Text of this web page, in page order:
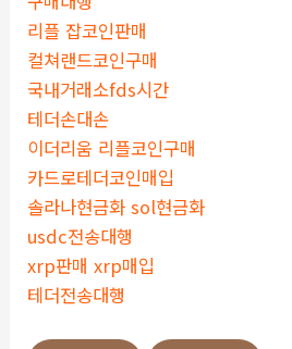
리플 잡코인판매
컬쳐랜드코인구매
국내거래소fds시간
테더손대손
이더리움 리플코인구매
카드로테더코인매입
솔라나현금화 sol현금화
usdc전송대행
xrp판매 xrp매입
테더전송대행